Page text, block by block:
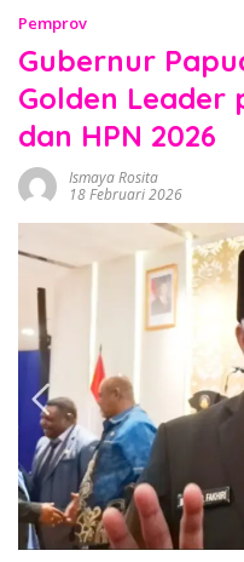
Pemprov
Gubernur
Golden Leader
dan HPN 2026
Ismaya Rosita
18 Februari 2026